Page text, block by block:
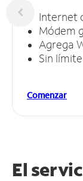
Internet
Módem
Agrega
Sin
Comenzar
El